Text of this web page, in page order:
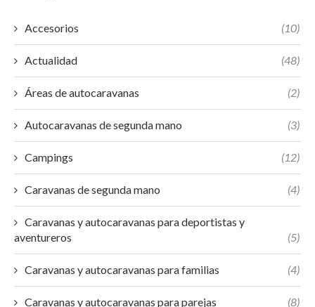
Accesorios (10)
Actualidad (48)
Áreas de autocaravanas (2)
Autocaravanas de segunda mano (3)
Campings (12)
Caravanas de segunda mano (4)
Caravanas y autocaravanas para deportistas y
aventureros
(5)
Caravanas y autocaravanas para familias (4)
Caravanas y autocaravanas para parejas (8)